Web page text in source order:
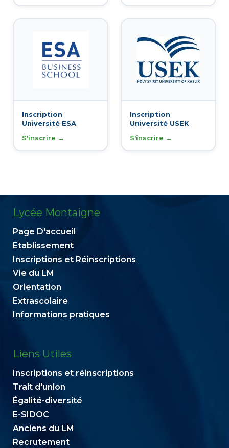
Inscription
Université ESA
S'inscrire →
Inscription
Université USEK
S'inscrire →
Lycée Montaigne
Page D'accueil
Etablissement
Inscriptions et Réinscriptions
Vie du LM
Orientation
Extrascolaire
Informations pratiques
Liens Utiles
Inscriptions et réinscriptions
Trait d'union
Égalité-diversité
E-SIDOC
Anciens du LM
Recrutement